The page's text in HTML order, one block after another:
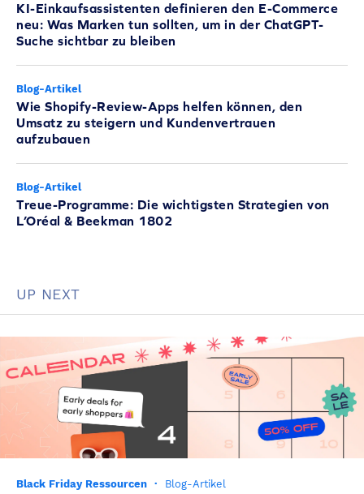
KI-Einkaufsassistenten definieren den E-Commerce
neu: Was Marken tun sollten, um in der ChatGPT-
Suche sichtbar zu bleiben
Blog-Artikel
Wie Shopify-Review-Apps helfen können, den
Umsatz zu steigern und Kundenvertrauen
aufzubauen
Blog-Artikel
Treue-Programme: Die wichtigsten Strategien von
L’Oréal & Beekman 1802
UP NEXT
Black Friday Ressourcen · Blog-Artikel